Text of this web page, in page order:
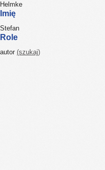
Helmke
Imię
Stefan
Role
autor (szukaj)